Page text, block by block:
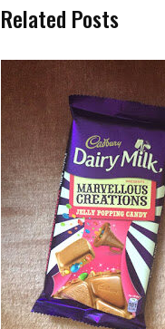
Related Posts